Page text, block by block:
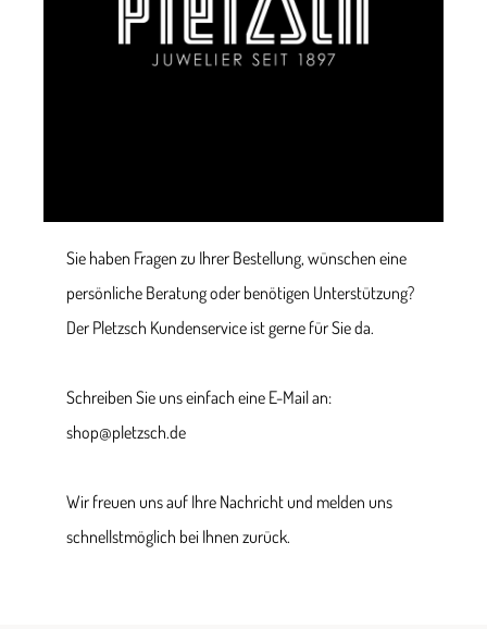
Sie haben Fragen zu Ihrer Bestellung, wünschen eine
persönliche Beratung oder benötigen Unterstützung?
Der Pletzsch Kundenservice ist gerne für Sie da.
Schreiben Sie uns einfach eine E-Mail an:
shop@pletzsch.de
Wir freuen uns auf Ihre Nachricht und melden uns
schnellstmöglich bei Ihnen zurück.